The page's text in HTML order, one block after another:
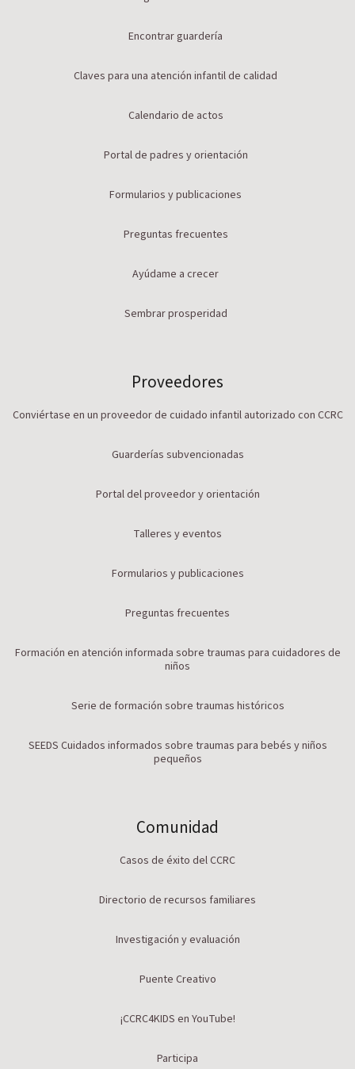
Encontrar guardería
Claves para una atención infantil de calidad
Calendario de actos
Portal de padres y orientación
Formularios y publicaciones
Preguntas frecuentes
Ayúdame a crecer
Sembrar prosperidad
Proveedores
Conviértase en un proveedor de cuidado infantil autorizado con CCRC
Guarderías subvencionadas
Portal del proveedor y orientación
Talleres y eventos
Formularios y publicaciones
Preguntas frecuentes
Formación en atención informada sobre traumas para cuidadores de
niños
Serie de formación sobre traumas históricos
SEEDS Cuidados informados sobre traumas para bebés y niños
pequeños
Comunidad
Casos de éxito del CCRC
Directorio de recursos familiares
Investigación y evaluación
Puente Creativo
¡CCRC4KIDS en YouTube!
Participa